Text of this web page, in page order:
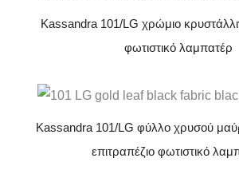
Kassandra 101/LG χρώμιο
φωτιστικό λαμπατέρ
Kassandra 101/LG φύλλο χρυσού
επιτραπέζιο φωτιστικό